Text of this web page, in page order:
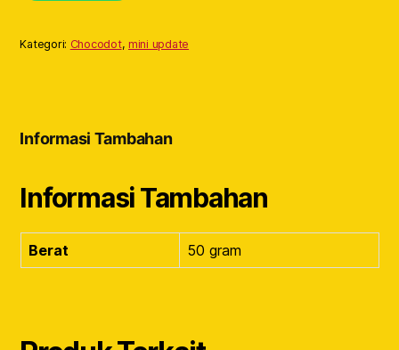
Kategori: Chocodot,mini update
Informasi Tambahan
Informasi Tambahan
Berat 50 gram